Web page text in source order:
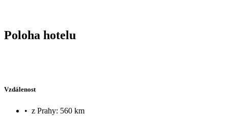
Poloha hotelu
Vzdálenost
• z Prahy: 560 km